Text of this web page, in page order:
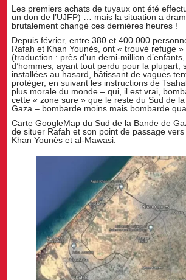
Les premiers achats de tuyaux ont été
un don de l’UJFP) … mais la situation a
brutalement changé ces dernières heures !
Depuis février, entre 380 et 400 000
Rafah et Khan Younès, ont « trouvé refuge
(traduction : près d’un demi-million
d’hommes, ayant tout perdu pour la plupart,
installées au hasard, bâtissant de vagues
protéger, en suivant les instructions de
plus morale du monde – qui, il est vrai,
cette « zone sure » que le reste du Sud de
Gaza – bombarde moins mais bombarde
Carte GoogleMap du Sud de la Bande de
de situer Rafah et son point de passage vers
Khan Younès et al-Mawasi.